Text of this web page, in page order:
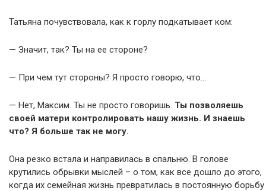
Татьяна почувствовала, как к горлу подкатывает ком:
— Значит, так? Ты на ее стороне?
— При чем тут стороны? Я просто говорю, что…
— Нет, Максим. Ты не просто говоришь. Ты позволяешь
своей матери контролировать нашу жизнь. И знаешь
что? Я больше так не могу.
Она резко встала и направилась в спальню. В голове
крутились обрывки мыслей – о том, как все дошло до этого,
когда их семейная жизнь превратилась в постоянную борьбу